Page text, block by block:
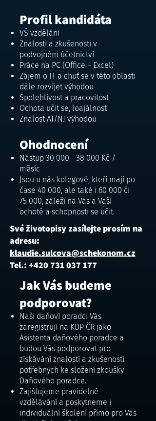
Profil kandidáta
VŠ vzdělání
Znalosti a zkušenosti v
podvojném účetnictví
Práce na PC (Office – Excel)
Zájem o IT a chuť se v této oblasti
dále rozvíjet výhodou
Spolehlivost a pracovitost
Ochota učit se, loajálnost
Znalost AJ/NJ výhodou
Ohodnocení
Nástup 30 000 - 38 000 Kč /
měsíc
Jsou u nás kolegové, kteří mají po
čase 40 000, ale také i 60 000 či
75 000, záleží na Vás a Vaší
ochotě a schopnosti se učit.
Své životopisy zasílejte prosím na
adresu:
klaudie.sulcova@schekonom.cz
Tel.: +420 731 037 177
Jak Vás budeme
podporovat?
Naši daňoví poradci Vás
zaregistrují na KDP ČR jako
Asistenta daňového poradce a
budou Vás podporovat pro
získávání znalostí a zkušeností
potřebných ke složení zkoušky
Daňového poradce.
Zajišťujeme pravidelné
vzdělávání a poskytneme i
individuální školení přímo pro Vás